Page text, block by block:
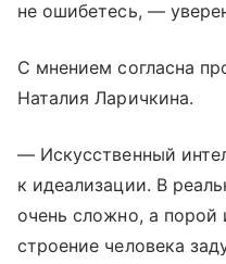
не ошибетесь, —
С мнением согласна
Наталия Ларичкина.
— Искусственный
к идеализации. В
очень сложно, а порой
строение человека